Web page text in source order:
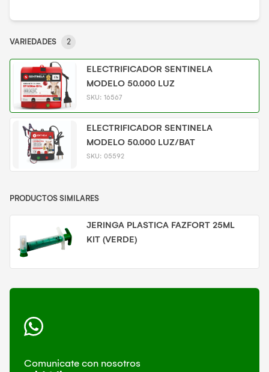
VARIEDADES 2
ELECTRIFICADOR SENTINELA
MODELO 50.000 LUZ
SKU: 16567
ELECTRIFICADOR SENTINELA
MODELO 50.000 LUZ/BAT
SKU: 05592
PRODUCTOS SIMILARES
JERINGA PLASTICA FAZFORT 25ML
KIT (VERDE)
Comunicate con nosotros